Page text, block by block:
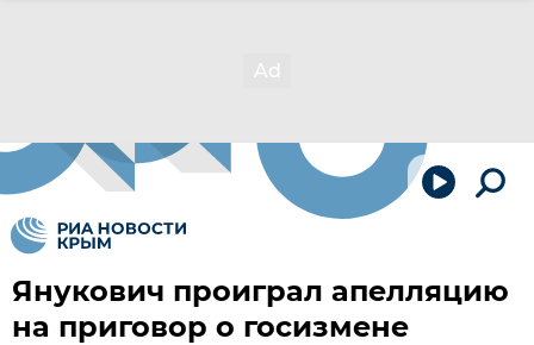
Янукович проиграл апелляцию
на приговор о госизмене